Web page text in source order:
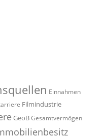
Einnahmen
Filmindustrie
GeoBGesamtvermögen